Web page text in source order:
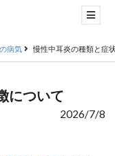
病気 慢性中耳炎の種類と症
について
2026/7/8